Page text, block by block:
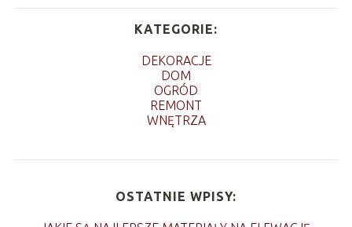
KATEGORIE:
DEKORACJE
DOM
OGRÓD
REMONT
WNĘTRZA
OSTATNIE WPISY: